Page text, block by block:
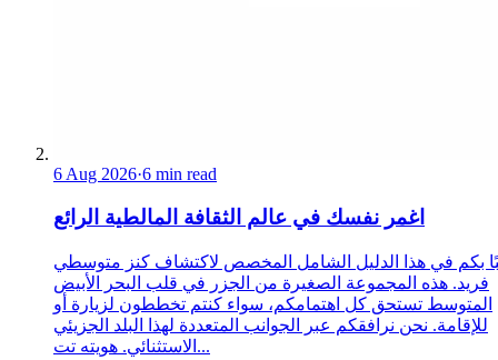
6 Aug 2026·6 min read
اغمر نفسك في عالم الثقافة المالطية الرائع
بكم في هذا الدليل الشامل المخصص لاكتشاف كنز متوسطي
فريد. هذه المجموعة الصغيرة من الجزر في قلب البحر الأبيض
المتوسط تستحق كل اهتمامكم، سواء كنتم تخططون لزيارة أو
للإقامة. نحن نرافقكم عبر الجوانب المتعددة لهذا البلد الجزيئي
الاستثنائي. هويته تت...